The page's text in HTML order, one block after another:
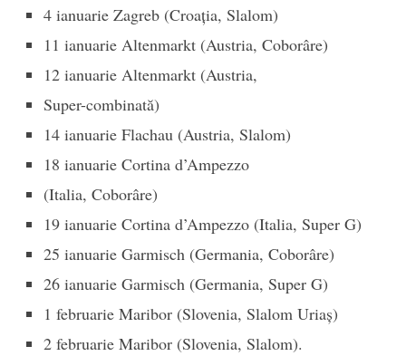
4 ianuarie Zagreb (Croaţia, Slalom)
11 ianuarie Altenmarkt (Austria, Coborâre)
12 ianuarie Altenmarkt (Austria,
Super-combinată)
14 ianuarie Flachau (Austria, Slalom)
18 ianuarie Cortina d’Ampezzo
(Italia, Coborâre)
19 ianuarie Cortina d’Ampezzo (Italia, Super G)
25 ianuarie Garmisch (Germania, Coborâre)
26 ianuarie Garmisch (Germania, Super G)
1 februarie Maribor (Slovenia, Slalom Uriaş)
2 februarie Maribor (Slovenia, Slalom).